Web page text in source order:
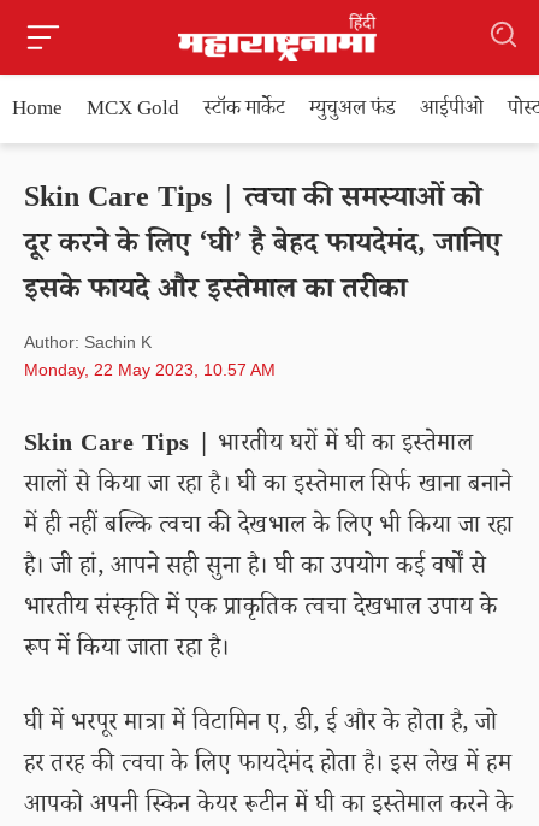
Home MCX Gold स्टॉक मार्केट म्युचुअल फंड आईपीओ
Skin Care Tips | त्वचा की समस्याओं को
दूर करने के लिए ‘घी’ है बेहद फायदेमंद, जानिए
इसके फायदे और इस्तेमाल का तरीका
Author: Sachin K
Monday, 22 May 2023, 10.57 AM
Skin Care Tips | भारतीय घरों में घी का इस्तेमाल
सालों से किया जा रहा है। घी का इस्तेमाल सिर्फ खाना बनाने
में ही नहीं बल्कि त्वचा की देखभाल के लिए भी किया जा रहा
है। जी हां, आपने सही सुना है। घी का उपयोग कई वर्षों से
भारतीय संस्कृति में एक प्राकृतिक त्वचा देखभाल उपाय के
रूप में किया जाता रहा है।
घी में भरपूर मात्रा में विटामिन ए, डी, ई और के होता है, जो
हर तरह की त्वचा के लिए फायदेमंद होता है। इस लेख में हम
आपको अपनी स्किन केयर रूटीन में घी का इस्तेमाल करने के